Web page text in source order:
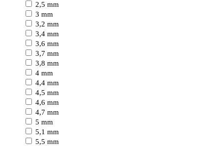
2,5 mm
3 mm
3,2 mm
3,4 mm
3,6 mm
3,7 mm
3,8 mm
4 mm
4,4 mm
4,5 mm
4,6 mm
4,7 mm
5 mm
5,1 mm
5,5 mm